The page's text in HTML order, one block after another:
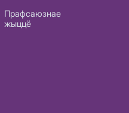
Прафсаюзнае
жыццё